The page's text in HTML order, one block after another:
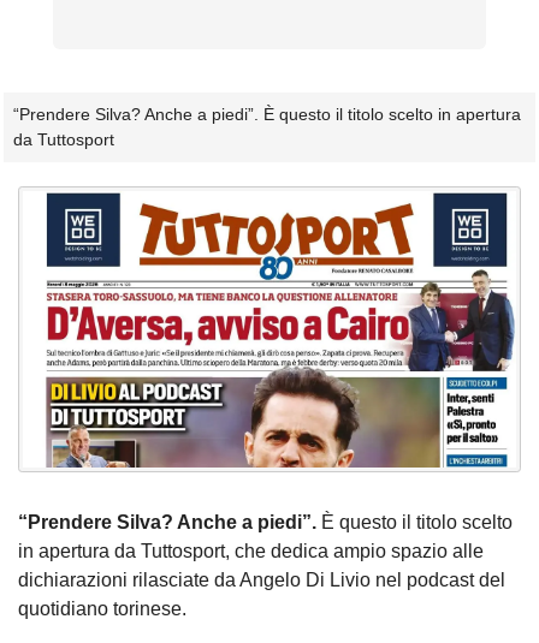
“Prendere Silva? Anche a piedi”. È questo il titolo scelto in apertura
da Tuttosport
“Prendere Silva? Anche a piedi”. È questo il titolo scelto
in apertura da Tuttosport, che dedica ampio spazio alle
dichiarazioni rilasciate da Angelo Di Livio nel podcast del
quotidiano torinese.